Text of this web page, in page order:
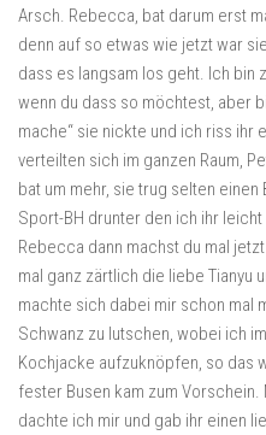
Arsch. Rebecca, bat darum erst
denn auf so etwas wie jetzt war
dass es langsam los geht. Ich bin
wenn du dass so möchtest, aber
mache“ sie nickte und ich riss ihr
verteilten sich im ganzen Raum,
bat um mehr, sie trug selten
Sport-BH drunter den ich ihr
Rebecca dann machst du mal
mal ganz zärtlich die liebe Tianyu
machte sich dabei mir schon mal
Schwanz zu lutschen, wobei ich
Kochjacke aufzuknöpfen, so das
fester Busen kam zum
dachte ich mir und gab ihr einen